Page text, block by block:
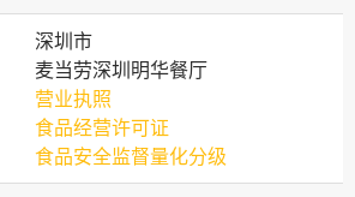
深圳市
麦当劳深圳明华餐厅
营业执照
食品经营许可证
食品安全监督量化分级